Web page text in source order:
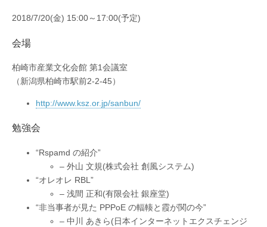
2018/7/20(金) 15:00～17:00(予定)
会場
柏崎市産業文化会館 第1会議室
（新潟県柏崎市駅前2-2-45）
http://www.ksz.or.jp/sanbun/
勉強会
“Rspamd の紹介”
– 外山 文規(株式会社 創風システム)
“オレオレ RBL”
– 浅間 正和(有限会社 銀座堂)
“非当事者が見た PPPoE の輻輳と霞が関の今”
– 中川 あきら(日本インターネットエクスチェンジ